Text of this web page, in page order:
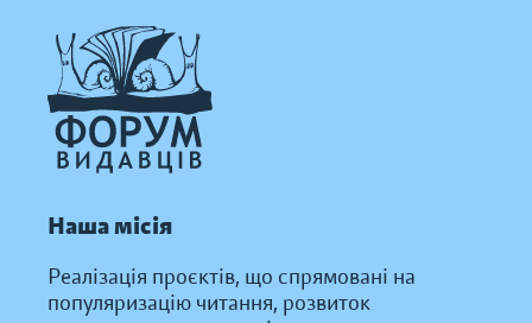
Наша місія
Реалізація проєктів, що спрямовані на
популяризацію читання, розвиток